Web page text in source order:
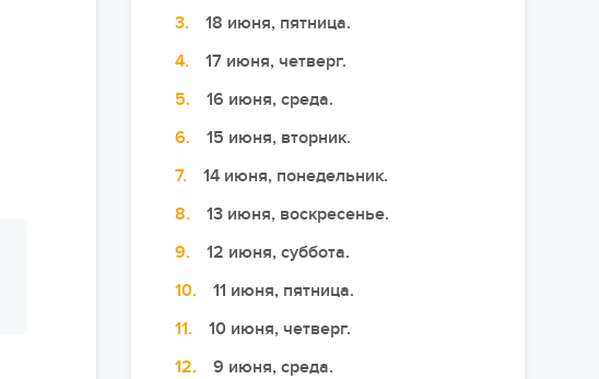
Сюжетно-ролевые лагеря
Студенческие лагеря
Палаточные лагеря
Тематические лагеря
18 июня, пятница.
17 июня, четверг.
16 июня, среда.
15 июня, вторник.
14 июня, понедельник.
13 июня, воскресенье.
12 июня, суббота.
11 июня, пятница.
10 июня, четверг.
9 июня, среда.